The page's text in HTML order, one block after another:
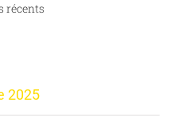
récents
2025